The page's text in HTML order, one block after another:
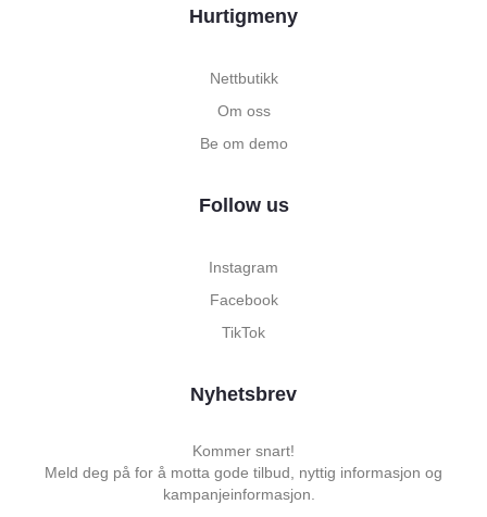
Hurtigmeny
Nettbutikk
Om oss
Be om demo
Follow us
Instagram
Facebook
TikTok
Nyhetsbrev
Kommer snart!
Meld deg på for å motta gode tilbud, nyttig informasjon og
kampanjeinformasjon.